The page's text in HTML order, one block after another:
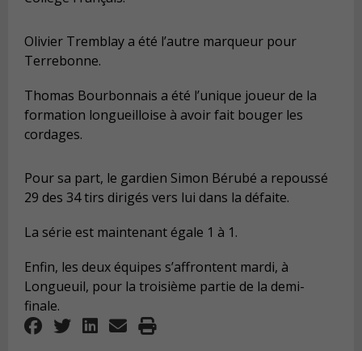
Olivier Tremblay a été l’autre marqueur pour
Terrebonne.
Thomas Bourbonnais a été l’unique joueur de la
formation longueilloise à avoir fait bouger les
cordages.
Pour sa part, le gardien Simon Bérubé a repoussé
29 des 34 tirs dirigés vers lui dans la défaite.
La série est maintenant égale 1 à 1.
Enfin, les deux équipes s’affrontent mardi, à
Longueuil, pour la troisième partie de la demi-
finale.